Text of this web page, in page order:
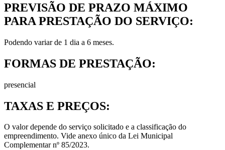
PREVISÃO DE PRAZO MÁXIMO
PARA PRESTAÇÃO DO SERVIÇO:
Podendo variar de 1 dia a 6 meses.
FORMAS DE PRESTAÇÃO:
presencial
TAXAS E PREÇOS:
O valor depende do serviço solicitado e a classificação do
empreendimento. Vide anexo único da Lei Municipal
Complementar nº 85/2023.